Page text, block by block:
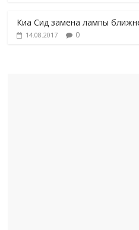
Киа Сид замена лампы
14.08.2017 0